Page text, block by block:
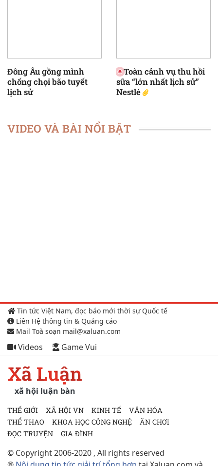
Đông Âu gồng mình
chống chọi bão tuyết
lịch sử
Toàn cảnh vụ thu hồi
sữa “lớn nhất lịch sử”
Nestlé
VIDEO VÀ BÀI NỔI BẬT
Tin tức Việt Nam, đọc báo mới thời sự Quốc tế
Liên Hệ thông tin & Quảng cáo
Mail Toà soạn mail@xaluan.com
Videos Game Vui
Xã Luận
xã hội luận bàn
THẾ GIỚI XÃ HỘI VN KINH TẾ
VĂN HÓA
THỂ THAO
KHOA HỌC CÔNG NGHỆ
ĂN CHƠI
ĐỌC TRUYỆN
GIA ĐÌNH
© Copyright 2006-2020 , All rights reserved